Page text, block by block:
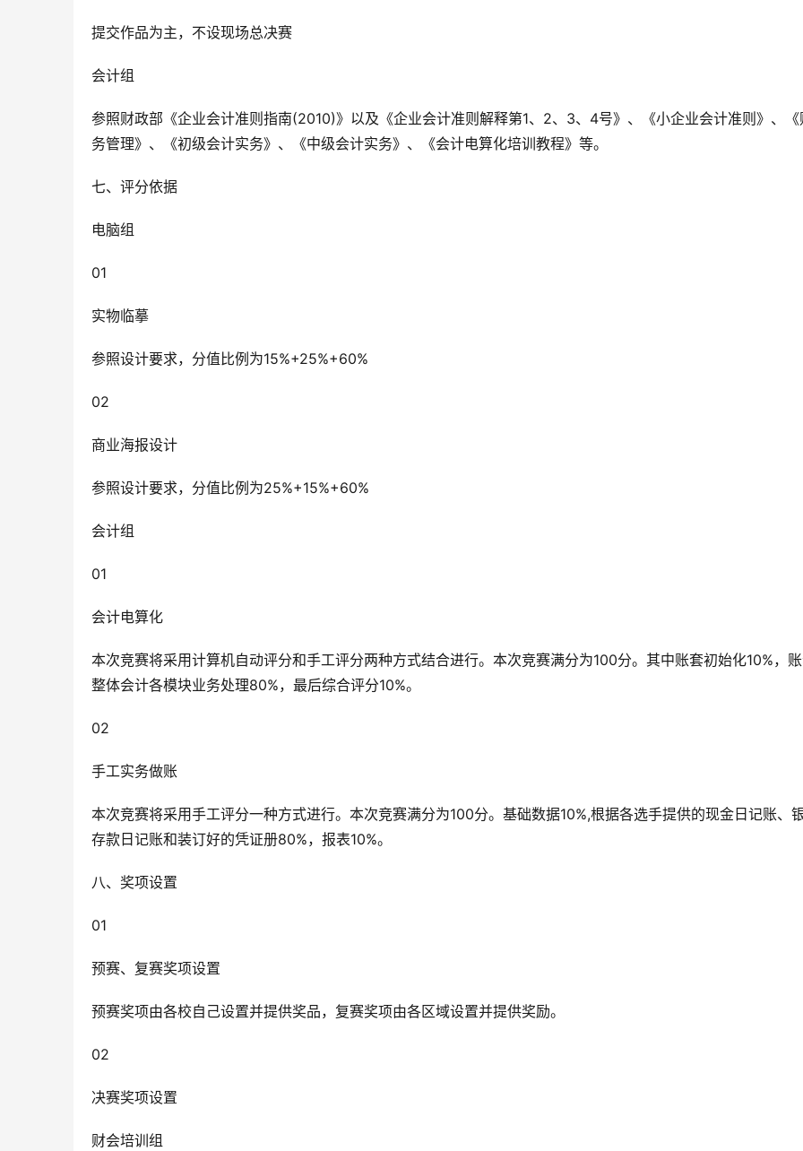
提交作品为主，不设现场总决赛
会计组
参照财政部《企业会计准则指南(2010)》以及《企业会计准则解释第1、2、3、4号》、《小企业会计准则》、《
务管理》、《初级会计实务》、《中级会计实务》、《会计电算化培训教程》等。
七、评分依据
电脑组
01
实物临摹
参照设计要求，分值比例为15%+25%+60%
02
商业海报设计
参照设计要求，分值比例为25%+15%+60%
会计组
01
会计电算化
本次竞赛将采用计算机自动评分和手工评分两种方式结合进行。本次竞赛满分为100分。其中账套初始化10%，
整体会计各模块业务处理80%，最后综合评分10%。
02
手工实务做账
本次竞赛将采用手工评分一种方式进行。本次竞赛满分为100分。基础数据10%,根据各选手提供的现金日记账、
存款日记账和装订好的凭证册80%，报表10%。
八、奖项设置
01
预赛、复赛奖项设置
预赛奖项由各校自己设置并提供奖品，复赛奖项由各区域设置并提供奖励。
02
决赛奖项设置
财会培训组